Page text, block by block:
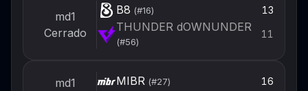
md1
Cerrado
B8 (#16) 13
THUNDER dOWNUNDER
(#56)
11
md1
MIBR(#27) 16